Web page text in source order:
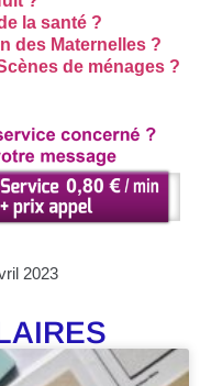
la santé ?
des Maternelles ?
de ménages ?
2023